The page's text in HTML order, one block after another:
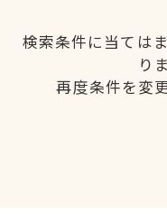
検索条件に当ては
り
再度条件を変